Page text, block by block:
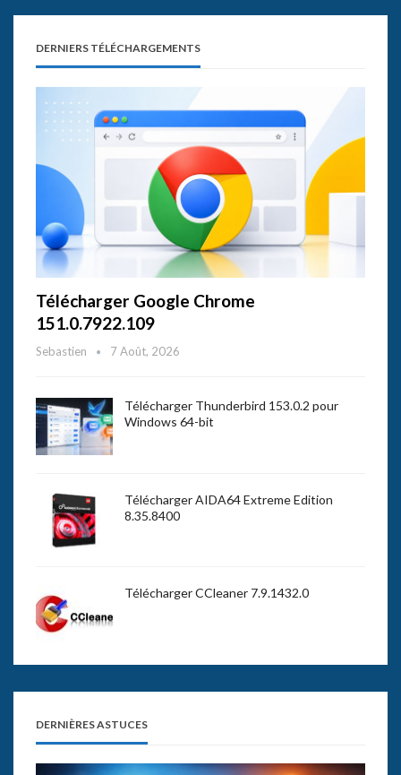
DERNIERS TÉLÉCHARGEMENTS
Télécharger Google Chrome
151.0.7922.109
Sebastien 7 Août, 2026
Télécharger Thunderbird 153.0.2 pour
Windows 64-bit
Télécharger AIDA64 Extreme Edition
8.35.8400
Télécharger CCleaner 7.9.1432.0
DERNIÈRES ASTUCES